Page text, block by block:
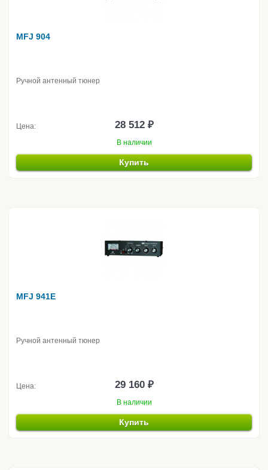
MFJ 904
Ручной антенный тюнер
Цена: 28 512 ₽
В наличии
Купить
MFJ 941E
Ручной антенный тюнер
Цена: 29 160 ₽
В наличии
Купить